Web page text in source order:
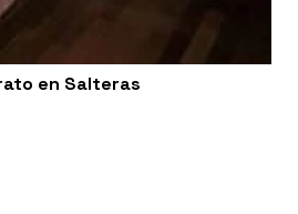
en Salteras